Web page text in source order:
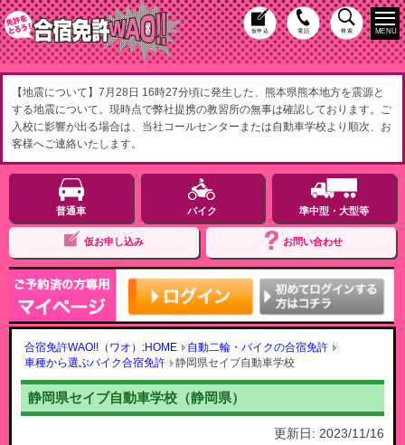
仮申込 電話 検索
【地震について】7月28日 16時27分頃に発生した、熊本県熊本地方を震源と
する地震について。現時点で弊社提携の教習所の無事は確認しております。ご
入校に影響が出る場合は、当社コールセンターまたは自動車学校より順次、お
客様へご連絡いたします。
普通車 バイク 準中型・大型等
仮お申し込み お問い合わせ
MENU
合宿免許WAO!!（ワオ）:HOME
自動二輪・バイクの合宿免許
車種から選ぶバイク合宿免許
静岡県セイブ自動車学校
静岡県セイブ自動車学校（静岡県）
更新日: 2023/11/16